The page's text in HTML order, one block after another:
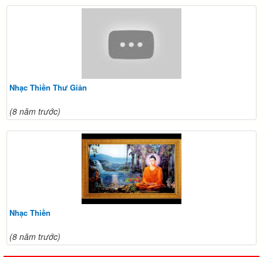
Nhạc Thiền Thư Giản
(8 năm trước)
Nhạc Thiền
(8 năm trước)